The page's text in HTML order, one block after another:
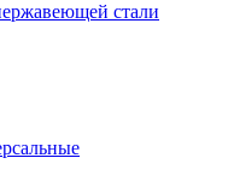
стали